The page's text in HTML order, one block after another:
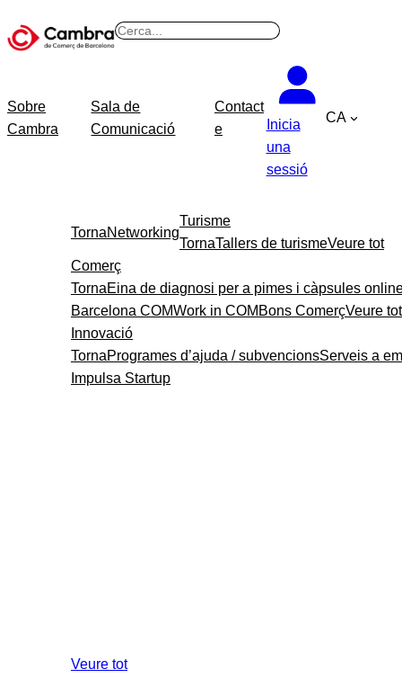
B
Sobre
Cambra
Sala de
Comunicació
Contact
e
Inicia
una
sessió
CA
TornaNetworking
Turisme
TornaTallers de turismeVeure tot
Comerç
TornaEina de diagnosi per a pimes i càpsules
Barcelona COMWork in COM Bons ComerçVeure tot
Innovació
TornaProgrames d’ajuda / subvencionsServeis a
Impulsa Startup
Veure tot